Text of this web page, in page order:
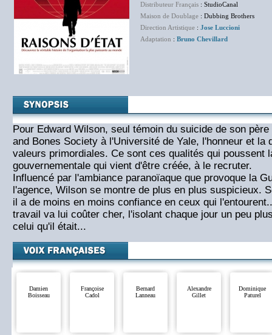
Distributeur Français : StudioCanal
Maison de Doublage : Dubbing Brothers
Direction Artistique : Jose Luccioni
Adaptation : Bruno Chevillard
Pour Edward Wilson, seul témoin du suicide de son
and Bones Society à l'Université de Yale, l'honneur et la
valeurs primordiales. Ce sont ces qualités qui poussent
gouvernementale qui vient d'être créée, à le recruter.
Influencé par l'ambiance paranoïaque que provoque la
l'agence, Wilson se montre de plus en plus suspicieux.
il a de moins en moins confiance en ceux qui
travail va lui coûter cher, l'isolant chaque jour un peu
celui qu'il était...
Damien
Boisseau
Françoise
Cadol
Bernard
Lanneau
Alexandre
Gillet
Dominique
Paturel